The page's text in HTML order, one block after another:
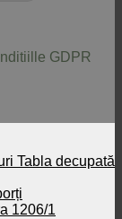
GDPR
Tabla decupată
1206/1